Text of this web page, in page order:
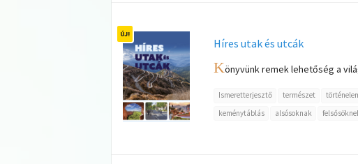
Híres utak és utcák
Könyvünk remek lehetőség a
Ismeretterjesztő természet
keménytáblás
alsósoknak